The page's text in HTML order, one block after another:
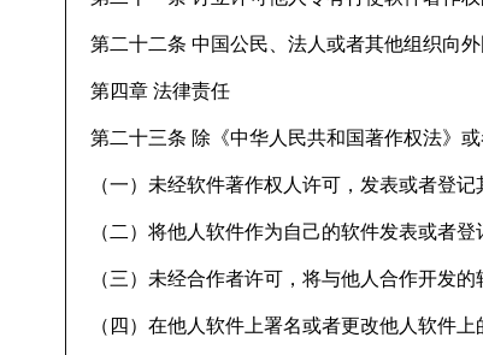
第二十二条 中国公民、法人或者其他组织向
第四章 法律责任
第二十三条 除《中华人民共和国著作权法》
（一）未经软件著作权人许可，发表或者登记
（二）将他人软件作为自己的软件发表或者登
（三）未经合作者许可，将与他人合作开发
（四）在他人软件上署名或者更改他人软件上